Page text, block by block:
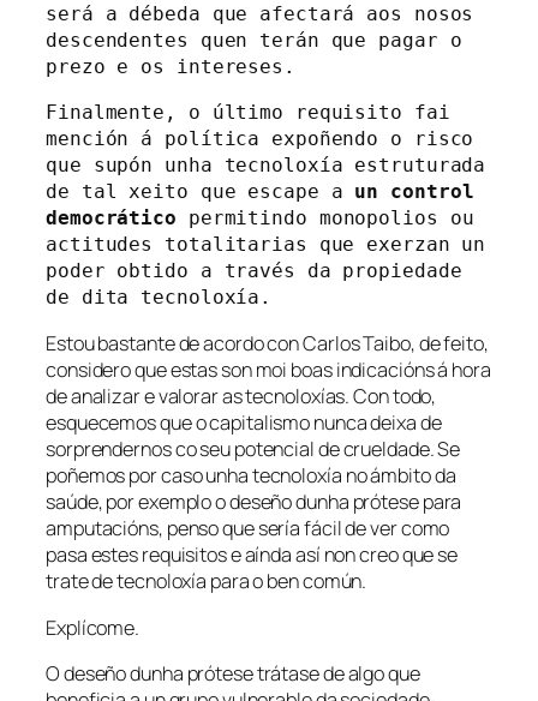
será a débeda que afectará aos nosos
descendentes quen terán que pagar o
prezo e os intereses.
Finalmente, o último requisito fai
mención á política expoñendo o risco
que supón unha tecnoloxía estruturada
de tal xeito que escape a un control
democrático permitindo monopolios ou
actitudes totalitarias que exerzan un
poder obtido a través da propiedade
de dita tecnoloxía.
Estou bastante de acordo con Carlos Taibo, de feito,
considero que estas son moi boas indicacións á hora
de analizar e valorar as tecnoloxías. Con todo,
esquecemos que o capitalismo nunca deixa de
sorprendernos co seu potencial de crueldade. Se
poñemos por caso unha tecnoloxía no ámbito da
saúde, por exemplo o deseño dunha prótese para
amputacións, penso que sería fácil de ver como
pasa estes requisitos e aínda así non creo que se
trate de tecnoloxía para o ben común.
Explícome.
O deseño dunha prótese trátase de algo que